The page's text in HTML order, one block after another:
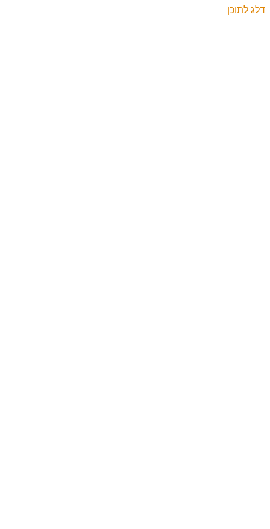
דלג לתוכן